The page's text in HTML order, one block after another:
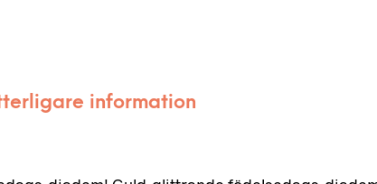
information